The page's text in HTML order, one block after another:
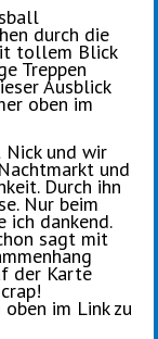
durch die
tollem Blick
Treppen
Ausblick
oben im
und wir
und
Durch ihn
Nur beim
ich dankend.
sagt mit
der Karte
im Link zu